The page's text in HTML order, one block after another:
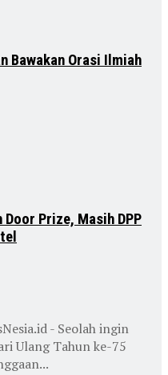
Bawakan Orasi Ilmiah
Door Prize, Masih DPP
- Seolah ingin
Ulang Tahun ke-75